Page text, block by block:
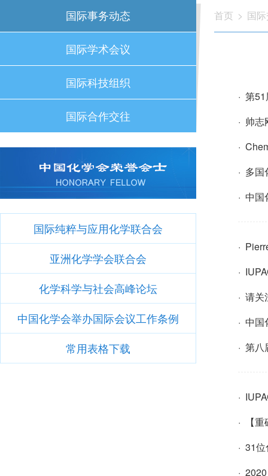
国际事务动态
国际学术会议
国际科技组织
国际合作交往
国际纯粹与应用化学联合会
亚洲化学学会联合会
化学科学与社会高峰论坛
中国化学会举办国际会议工作条例
常用表格下载
首页 > 国
· 第
· 帅
·
· 多
· 中
·
·
· 请
· 中
· 第
·
· 【
· 31
·